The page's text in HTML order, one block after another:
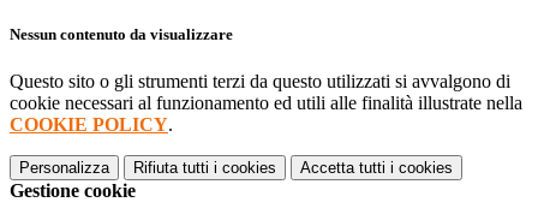
Nessun contenuto da visualizzare
Questo sito o gli strumenti terzi da questo utilizzati si avvalgono di
cookie necessari al funzionamento ed utili alle finalità illustrate nella
COOKIE POLICY.
Personalizza Rifiuta tutti i cookies Accetta tutti i cookies
Gestione cookie